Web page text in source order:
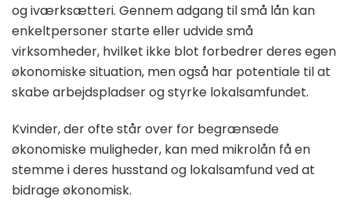
og iværksætteri. Gennem adgang til små lån kan
enkeltpersoner starte eller udvide små
virksomheder, hvilket ikke blot forbedrer deres egen
økonomiske situation, men også har potentiale til at
skabe arbejdspladser og styrke lokalsamfundet.
Kvinder, der ofte står over for begrænsede
økonomiske muligheder, kan med mikrolån få en
stemme i deres husstand og lokalsamfund ved at
bidrage økonomisk.